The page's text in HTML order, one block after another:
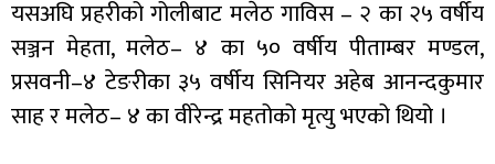
यसअघि प्रहरीको गोलीबाट मलेठ गाविस – २ का २५ वर्षीय
सञ्जन मेहता, मलेठ– ४ का ५० वर्षीय पीताम्बर मण्डल,
प्रसवनी–४ टेङरीका ३५ वर्षीय सिनियर अहेब आनन्दकुमार
साह र मलेठ– ४ का वीरेन्द्र महतोको मृत्यु भएको थियो ।